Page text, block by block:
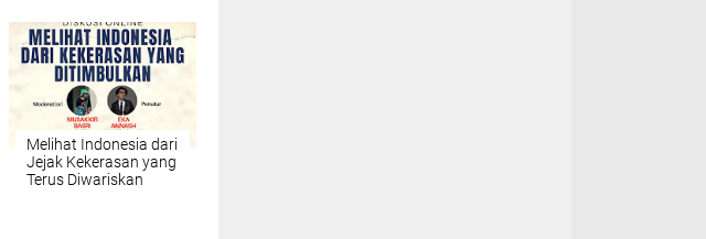
Melihat Indonesia dari
Jejak Kekerasan yang
Terus Diwariskan